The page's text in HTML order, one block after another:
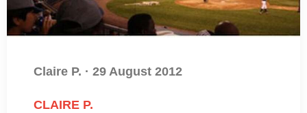
Claire P. · 29 August 2012
CLAIRE P.